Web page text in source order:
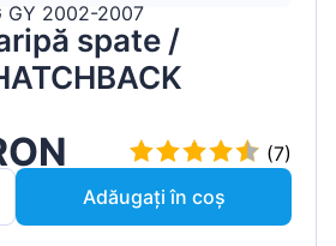
GY 2002-2007
spate /
(7)
Adăugați în coș